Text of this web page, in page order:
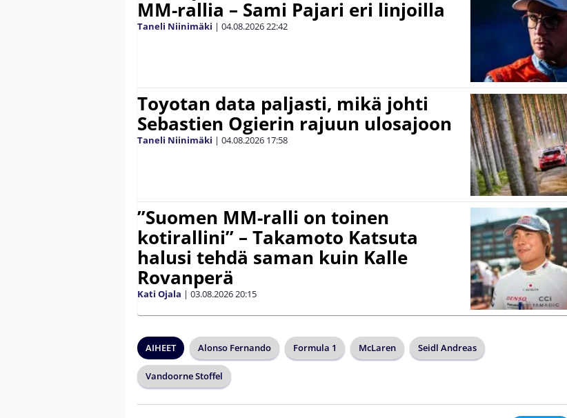
MM-rallia – Sami Pajari eri linjoilla
Taneli Niinimäki | 04.08.202622:42
Toyotan data paljasti, mikä johti
Sebastien Ogierin rajuun ulosajoon
Taneli Niinimäki | 04.08.2026 17:58
”Suomen MM-ralli on toinen
kotirallini” – Takamoto Katsuta
halusi tehdä saman kuin Kalle
Rovanperä
Kati Ojala | 03.08.202620:15
AIHEET Alonso Fernando Formula 1 McLaren Seidl Andreas
Vandoorne Stoffel